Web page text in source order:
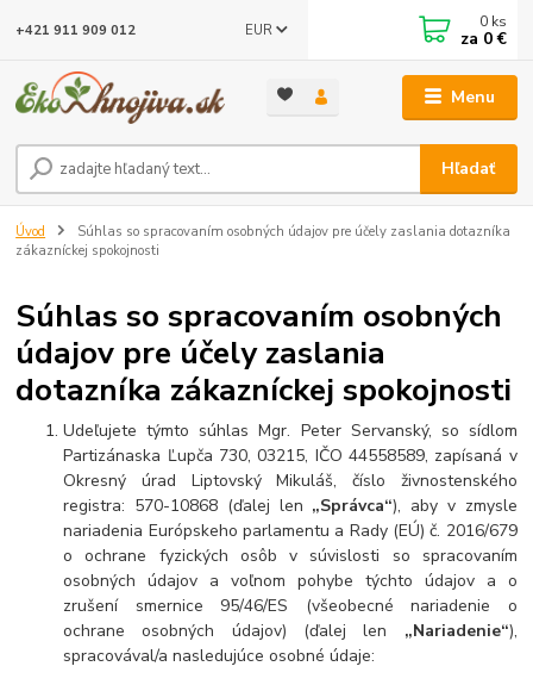
Menu
EUR
Hľadať
+421 911 909 012 0 ks
za 0 €
Úvod
Súhlas so spracovaním osobných údajov pre účely zaslania dotazníka
zákazníckej spokojnosti
Súhlas so spracovaním osobných
údajov pre účely zaslania
dotazníka zákazníckej spokojnosti
Udeľujete týmto súhlas Mgr. Peter Servanský, so sídlom
Partizánaska Ľupča 730, 03215, IČO 44558589, zapísaná v
Okresný úrad Liptovský Mikuláš, číslo živnostenského
registra: 570-10868 (ďalej len „Správca“), aby v zmysle
nariadenia Európskeho parlamentu a Rady (EÚ) č. 2016/679
o ochrane fyzických osôb v súvislosti so spracovaním
osobných údajov a voľnom pohybe týchto údajov a o
zrušení smernice 95/46/ES (všeobecné nariadenie o
ochrane osobných údajov) (ďalej len „Nariadenie“),
spracovával/a nasledujúce osobné údaje: